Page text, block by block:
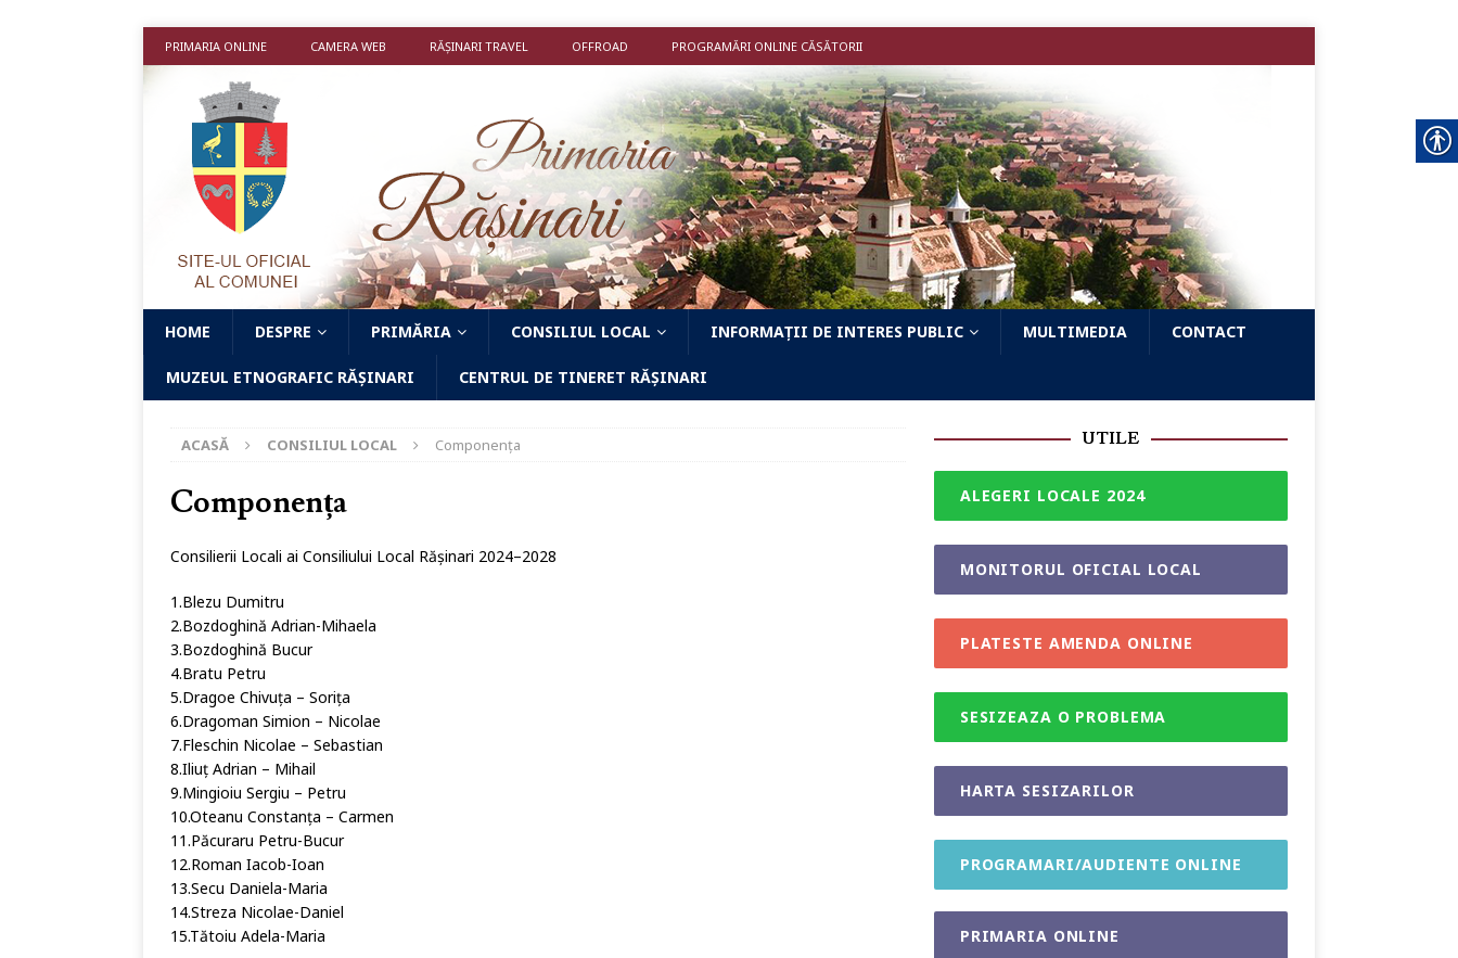
PRIMARIA ONLINE CAMERA WEB RĂȘINARI TRAVEL OFFROAD PROGRAMĂRI ONLINE CĂSĂTORII
HOME DESPRE PRIMĂRIA CONSILIUL LOCAL INFORMAȚII DE INTERES PUBLIC MULTIMEDIA CONTACT
MUZEUL ETNOGRAFIC RĂȘINARI CENTRUL DE TINERET RĂȘINARI
ACASĂ CONSILIUL LOCAL Componența
Componența
Consilierii Locali ai Consiliului Local Rășinari 2024–2028
1.Blezu Dumitru
2.Bozdoghină Adrian-Mihaela
3.Bozdoghină Bucur
4.Bratu Petru
5.Dragoe Chivuța – Sorița
6.Dragoman Simion – Nicolae
7.Fleschin Nicolae – Sebastian
8.Iliuț Adrian – Mihail
9.Mingioiu Sergiu – Petru
10.Oteanu Constanța – Carmen
11.Păcuraru Petru-Bucur
12.Roman Iacob-Ioan
13.Secu Daniela-Maria
14.Streza Nicolae-Daniel
15.Tătoiu Adela-Maria
UTILE
ALEGERI LOCALE 2024
MONITORUL OFICIAL LOCAL
PLATESTE AMENDA ONLINE
SESIZEAZA O PROBLEMA
HARTA SESIZARILOR
PROGRAMARI/AUDIENTE ONLINE
PRIMARIA ONLINE